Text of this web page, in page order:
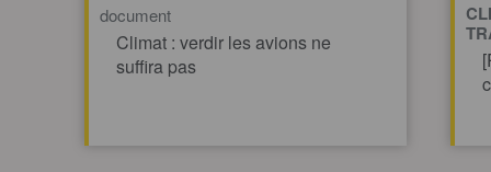
document
Climat : verdir les avions ne
suffira pas